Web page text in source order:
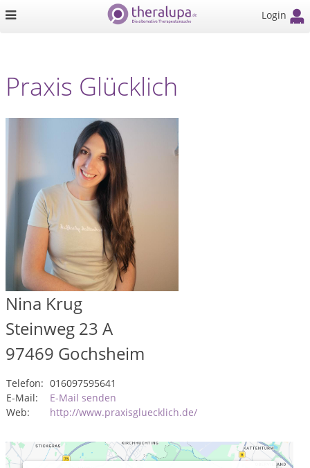
Login
Praxis Glücklich
Nina Krug
Steinweg 23 A
97469 Gochsheim
Telefon: 016097595641
E-Mail:
E-Mail senden
Web:
http://www.praxisgluecklich.de/